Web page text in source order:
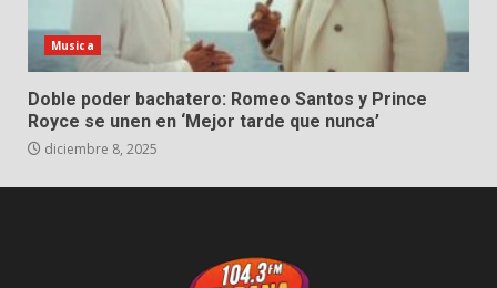
Musica
Doble poder bachatero: Romeo Santos y Prince
Royce se unen en ‘Mejor tarde que nunca’
diciembre 8, 2025